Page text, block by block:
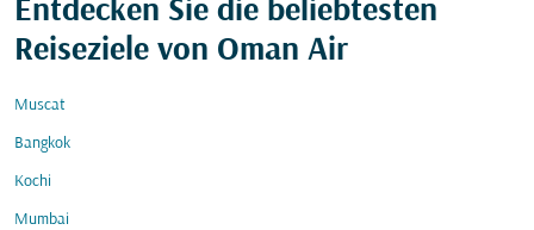
Entdecken Sie die beliebtesten
Reiseziele von Oman Air
Muscat
Bangkok
Kochi
Mumbai